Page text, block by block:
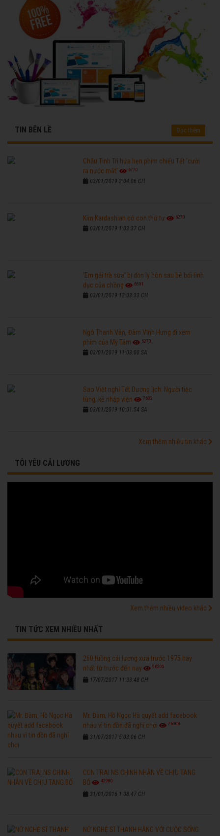
TIN BÊN LỀ Đọc thêm
Châu Tinh Trì hứa hẹn phim chiếu Tết 'cười
ra nước mắt'
6770
03/01/2019 2:04:06 CH
Kim Kardashian có con thứ tư 6270
03/01/2019 1:03:37 CH
'Em gái trà sữa' bị đồn ly hôn sau bê bối tình
dục của chồng
6591
03/01/2019 12:03:33 CH
Ngô Thanh Vân, Đàm Vĩnh Hưng đi xem
phim của Mỹ Tâm
6270
03/01/2019 11:03:00 SA
Sao Việt nghỉ Tết Dương lịch: Người tiệc
tùng, kẻ nhập viện
7682
03/01/2019 10:01:54 SA
Xem thêm nhiều tin khác
TÔI YÊU CẢI LƯƠNG
Xem thêm nhiều video khác
TIN TỨC XEM NHIỀU NHẤT
260 tuồng cải lương xưa trước 1975 hay
nhất từ trước đến nay
96205
17/07/2017 11:33:48 CH
Mr. Đàm, Hồ Ngọc Hà quyết add facebook
nhau vì tin đồn đã nghỉ chơi
76308
31/07/2017 5:03:06 CH
CON TRAI NS CHINH NHẪN VỀ CHỊU TANG
BỐ
42980
31/01/2016 1:08:47 CH
NỮ NGHỆ SĨ THANH HẰNG VỚI CUỘC SỐNG